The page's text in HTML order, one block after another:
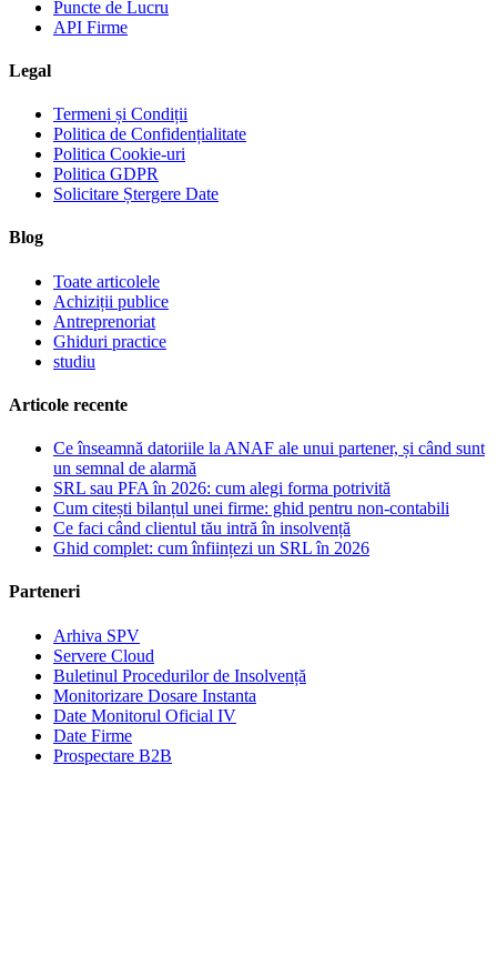
Puncte de Lucru
API Firme
Legal
Termeni și Condiții
Politica de Confidențialitate
Politica Cookie-uri
Politica GDPR
Solicitare Ștergere Date
Blog
Toate articolele
Achiziții publice
Antreprenoriat
Ghiduri practice
studiu
Articole recente
Ce înseamnă datoriile la ANAF ale unui partener, și când sunt
un semnal de alarmă
SRL sau PFA în 2026: cum alegi forma potrivită
Cum citești bilanțul unei firme: ghid pentru non-contabili
Ce faci când clientul tău intră în insolvență
Ghid complet: cum înființezi un SRL în 2026
Parteneri
Arhiva SPV
Servere Cloud
Buletinul Procedurilor de Insolvență
Monitorizare Dosare Instanta
Date Monitorul Oficial IV
Date Firme
Prospectare B2B